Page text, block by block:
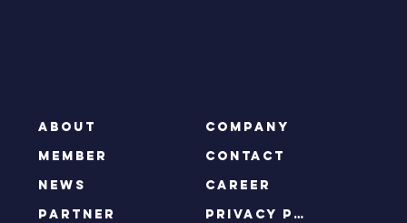
NTPOJA4選手に突撃インタビュー！
ABOUT
MEMBER
NEWS
PARTNER
COMPANY
CONTACT
CAREER
privacy policy